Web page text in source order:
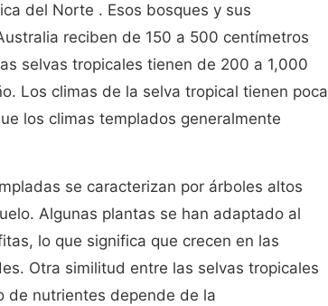
del Norte . Esos bosques y sus
reciben de 150 a 500 centímetros
selvas tropicales tienen de 200 a 1,000
Los climas de la selva tropical tienen poca
los climas templados generalmente
se caracterizan por árboles altos
Algunas plantas se han adaptado al
lo que significa que crecen en las
Otra similitud entre las selvas tropicales
de nutrientes depende de la